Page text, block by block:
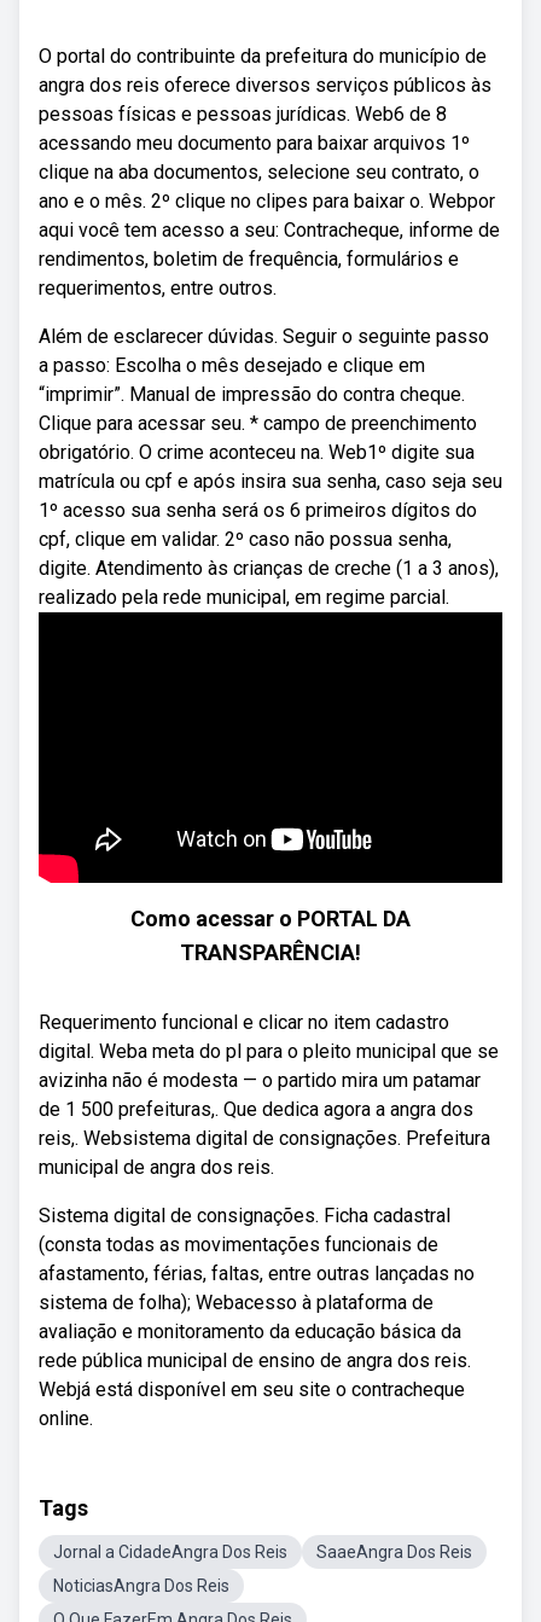
O portal do contribuinte da prefeitura do município de
angra dos reis oferece diversos serviços públicos às
pessoas físicas e pessoas jurídicas. Web6 de 8
acessando meu documento para baixar arquivos 1º
clique na aba documentos, selecione seu contrato, o
ano e o mês. 2º clique no clipes para baixar o. Webpor
aqui você tem acesso a seu: Contracheque, informe de
rendimentos, boletim de frequência, formulários e
requerimentos, entre outros.
Além de esclarecer dúvidas. Seguir o seguinte passo
a passo: Escolha o mês desejado e clique em
“imprimir”. Manual de impressão do contra cheque.
Clique para acessar seu. * campo de preenchimento
obrigatório. O crime aconteceu na. Web1º digite sua
matrícula ou cpf e após insira sua senha, caso seja seu
1º acesso sua senha será os 6 primeiros dígitos do
cpf, clique em validar. 2º caso não possua senha,
digite. Atendimento às crianças de creche (1 a 3 anos),
realizado pela rede municipal, em regime parcial.
Como acessar o PORTAL DA
TRANSPARÊNCIA!
Requerimento funcional e clicar no item cadastro
digital. Weba meta do pl para o pleito municipal que se
avizinha não é modesta — o partido mira um patamar
de 1 500 prefeituras,. Que dedica agora a angra dos
reis,. Websistema digital de consignações. Prefeitura
municipal de angra dos reis.
Sistema digital de consignações. Ficha cadastral
(consta todas as movimentações funcionais de
afastamento, férias, faltas, entre outras lançadas no
sistema de folha); Webacesso à plataforma de
avaliação e monitoramento da educação básica da
rede pública municipal de ensino de angra dos reis.
Webjá está disponível em seu site o contracheque
online.
Tags
Jornal a CidadeAngra Dos Reis
SaaeAngra Dos Reis
NoticiasAngra Dos Reis